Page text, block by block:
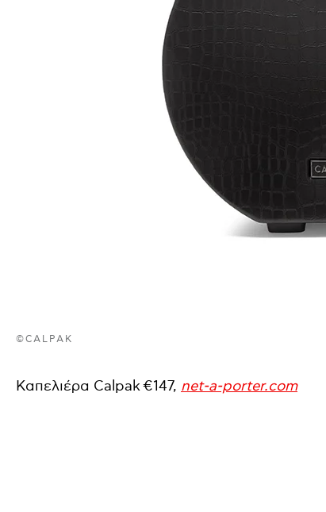
©CALPAK
Καπελιέρα Calpak €147, net-a-porter.com